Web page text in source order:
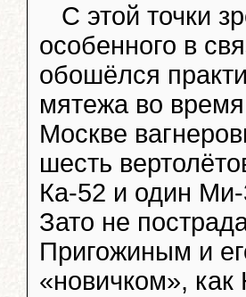
С этой точки
особенного в
обошёлся
мятежа во
Москве
шесть
Ка-52 и один
Зато не
Пригожиным и
«новичком», как